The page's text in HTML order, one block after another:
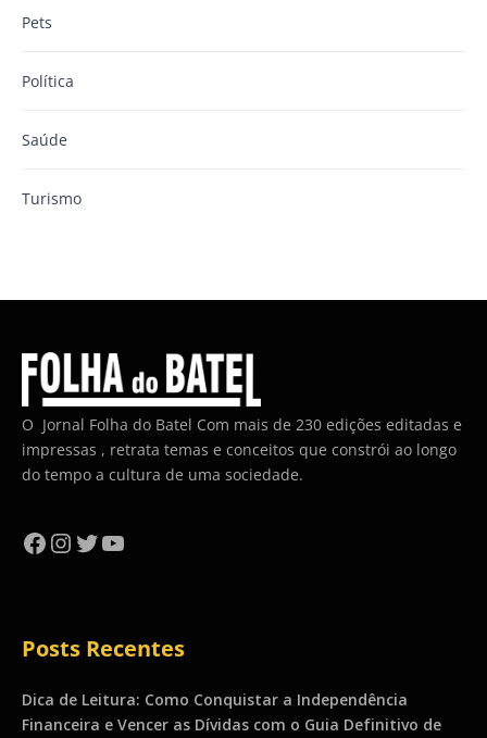
Pets
Política
Saúde
Turismo
O Jornal Folha do Batel Com mais de 230 edições editadas e
impressas , retrata temas e conceitos que constrói ao longo
do tempo a cultura de uma sociedade.
Facebook
Instagram
Twitter
YouTube
Posts Recentes
Dica de Leitura: Como Conquistar a Independência
Financeira e Vencer as Dívidas com o Guia Definitivo de